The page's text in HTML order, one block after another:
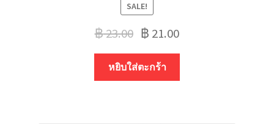
SALE!
฿23.00 ฿ 21.00
หยิบใส่ตะกร้า